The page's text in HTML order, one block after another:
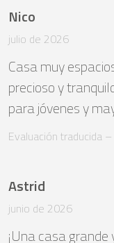
Nico
julio de 2026
Casa muy
precioso y
para jóvenes y
Evaluación traducida –
Astrid
junio de 2026
¡Una casa